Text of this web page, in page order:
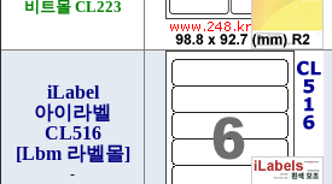
비트몰 CL223
iLabel
아이라벨
CL516
[Lbm 라벨몰]
-